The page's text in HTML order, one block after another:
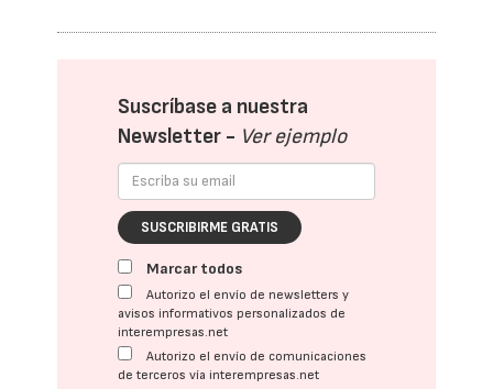
Suscríbase a nuestra
Newsletter - Ver ejemplo
SUSCRIBIRME GRATIS
Marcar todos
Autorizo el envío de newsletters y
avisos informativos personalizados de
interempresas.net
Autorizo el envío de comunicaciones
de terceros vía interempresas.net